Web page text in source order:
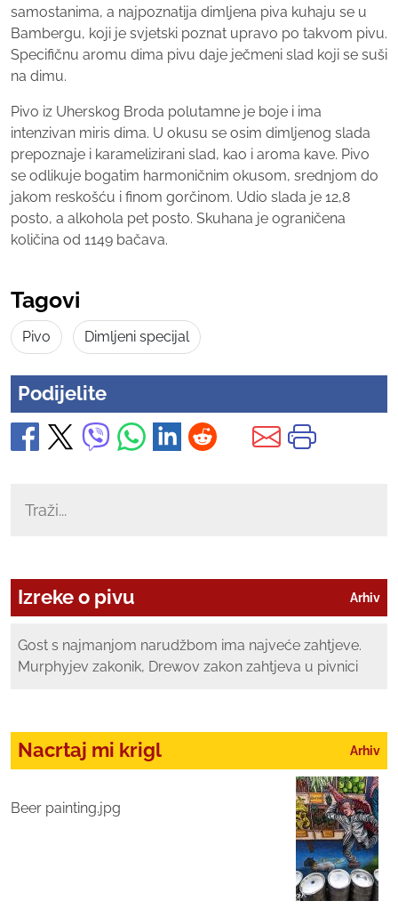
samostanima, a najpoznatija dimljena piva kuhaju se u
Bambergu, koji je svjetski poznat upravo po takvom pivu.
Specifičnu aromu dima pivu daje ječmeni slad koji se suši
na dimu.
Pivo iz Uherskog Broda polutamne je boje i ima
intenzivan miris dima. U okusu se osim dimljenog slada
prepoznaje i karamelizirani slad, kao i aroma kave. Pivo
se odlikuje bogatim harmoničnim okusom, srednjom do
jakom reskošću i finom gorčinom. Udio slada je 12,8
posto, a alkohola pet posto. Skuhana je ograničena
količina od 1149 bačava.
Tagovi
Pivo Dimljeni specijal
Podijelite
Arhiv
Izreke o pivu
Gost s najmanjom narudžbom ima najveće zahtjeve.
Murphyjev zakonik, Drewov zakon zahtjeva u pivnici
Arhiv
Nacrtaj mi krigl
Beer painting.jpg